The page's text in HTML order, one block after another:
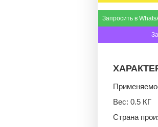
Запросить в
Вес: 0.5 КГ
Страна